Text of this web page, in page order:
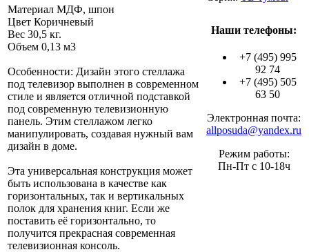
Материал МДФ, шпон
Цвет Коричневый
Вес 30,5 кг.
Объем 0,13 м3
Особенности: Дизайн этого стеллажа
под телевизор выполнен в современном
стиле и является отличной подставкой
под современную телевизионную
панель. Этим стеллажом легко
манипулировать, создавая нужный вам
дизайн в доме.
Эта универсальная конструкция может
быть использована в качестве как
горизонтальных, так и вертикальных
полок для хранения книг. Если же
поставить её горизонтально, то
получится прекрасная современная
телевизионная консоль.
Наши телефоны:
+7 (495) 995
92 74
+7 (495) 505
63 50
Электронная почта:
allposuda@yandex.ru
Режим работы:
Пн-Пт с 10-18ч